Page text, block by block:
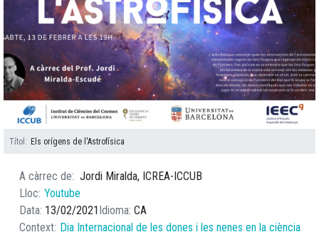
Títol Els orígens de l'Astrofísica
A càrrec de
Jordi Miralda, ICREA-ICCUB
Lloc Youtube
Data 13/02/2021Idioma CA
Context Dia Internacional de les dones i les nenes en la ciència